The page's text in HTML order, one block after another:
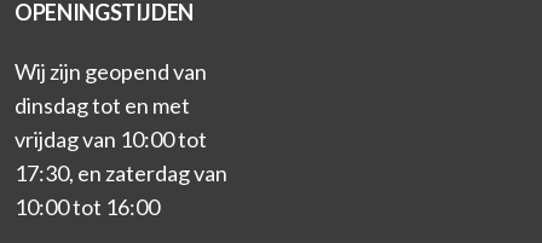
OPENINGSTIJDEN
Wij zijn geopend van
dinsdag tot en met
vrijdag van 10:00 tot
17:30, en zaterdag van
10:00 tot 16:00